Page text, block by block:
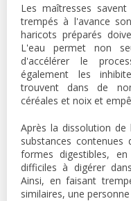
Les maîtresses
trempés à l'avance
haricots préparés
L'eau permet non
d'accélérer le
également les
trouvent dans de
céréales et noix et
Après la dissolution
substances
formes digestibles,
difficiles à digérer
Ainsi, en faisant
similaires, une